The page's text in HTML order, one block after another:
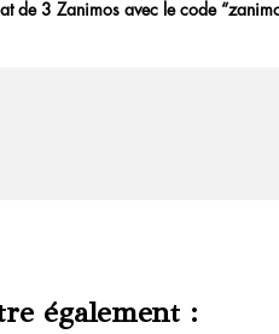
de 3 Zanimos avec le code
également :